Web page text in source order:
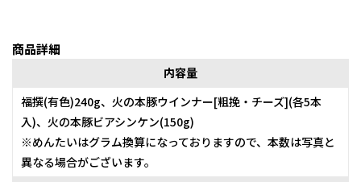
商品詳細
内容量
福撰(有色)240g、火の本豚ウインナー[粗挽・チーズ](各5本
入)、火の本豚ビアシンケン(150g)
※めんたいはグラム換算になっておりますので、本数は写真と
異なる場合がございます。